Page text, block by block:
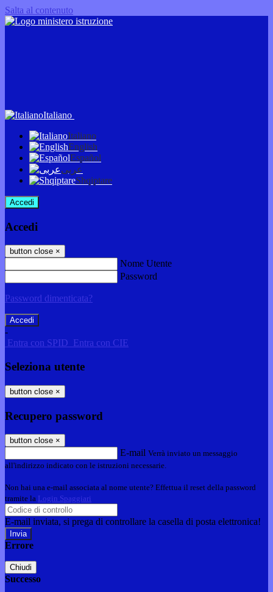
Salta al contenuto
Italiano
Italiano
English
Español
عربى
Shqiptare
Accedi
Accedi
button close ×
Nome Utente
Password
Password dimenticata?
-
Entra con SPID Entra con CIE
Seleziona utente
button close ×
Recupero password
button close ×
E-mail Verrà inviato un messaggio
all'indirizzo indicato con le istruzioni necessarie.
Non hai una e-mail associata al nome utente? Effettua il reset della password
tramite la Login Spaggiari
E-mail inviata, si prega di controllare la casella di posta elettronica!
Errore
Chiudi
Successo